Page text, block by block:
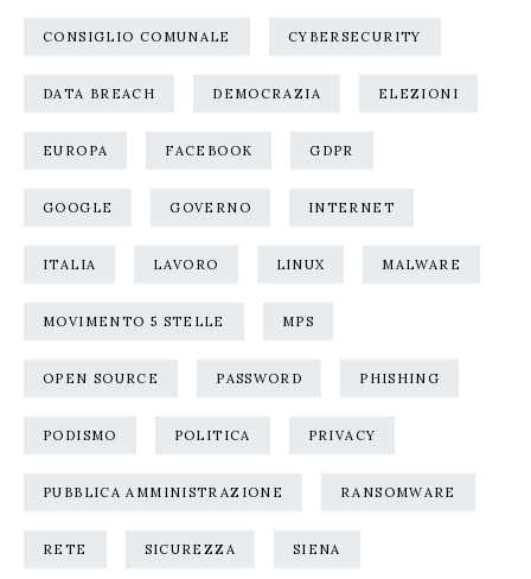
CONSIGLIO COMUNALE CYBERSECURITY
DATA BREACH DEMOCRAZIA ELEZIONI
EUROPA FACEBOOK GDPR
GOOGLE GOVERNO INTERNET
ITALIA LAVORO LINUX MALWARE
MOVIMENTO 5 STELLE MPS
OPEN SOURCE PASSWORD PHISHING
PODISMO POLITICA PRIVACY
PUBBLICA AMMINISTRAZIONE RANSOMWARE
RETE SICUREZZA SIENA